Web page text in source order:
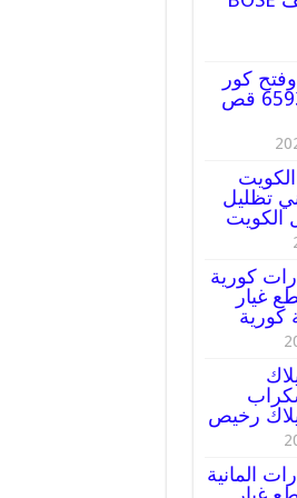
كور
تكييف 65932555 قص
فني تظليل
الكويت
كورية
قطع غيار
كورية
سكراب
رخيص
المانية